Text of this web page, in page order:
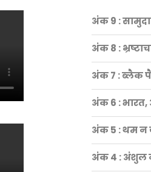
अंक 9 :
अंक 8 :
अंक 7 : ब्लैक
अंक 6 :
अंक 5 : थम न
अंक 4 : अंशुल